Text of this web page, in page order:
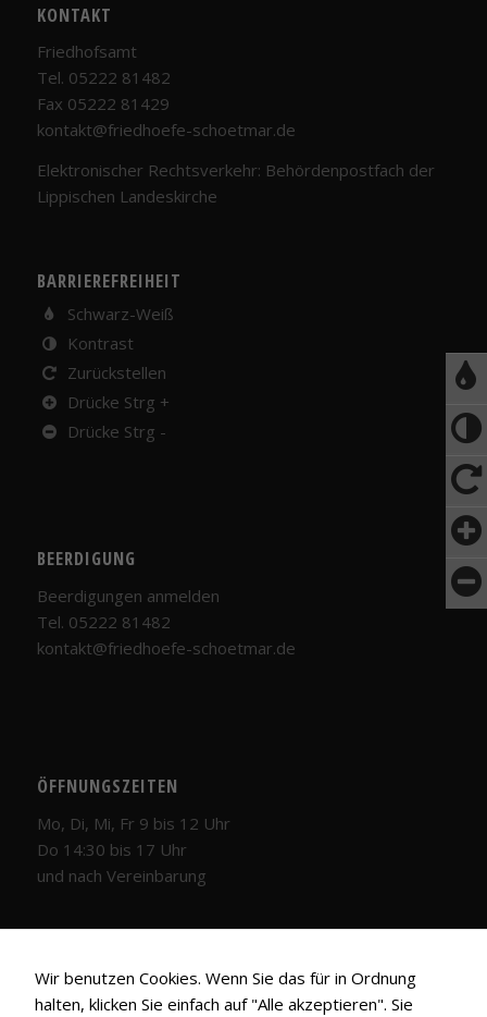
KONTAKT
Friedhofsamt
Tel. 05222 81482
Fax 05222 81429
kontakt@friedhoefe-schoetmar.de
Elektronischer Rechtsverkehr: Behördenpostfach der
Lippischen Landeskirche
BARRIEREFREIHEIT
Schwarz-Weiß
Kontrast
Zurückstellen
Drücke Strg +
Drücke Strg -
BEERDIGUNG
Beerdigungen anmelden
Tel. 05222 81482
kontakt@friedhoefe-schoetmar.de
ÖFFNUNGSZEITEN
Mo, Di, Mi, Fr 9 bis 12 Uhr
Do 14:30 bis 17 Uhr
und nach Vereinbarung
Wir benutzen Cookies. Wenn Sie das für in Ordnung
halten, klicken Sie einfach auf "Alle akzeptieren". Sie